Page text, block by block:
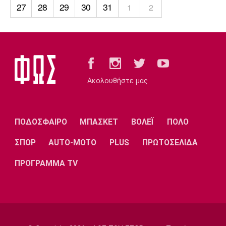
Λίβερπουλ
Μάντσεστερ
Σίτι
Γιουβέντους
Μίλαν Μπάγερν
Μπορούσια
Παρί Σεν
Μαρσέιγ
27
28 29 30 31 1 2
Ακολουθήστε μας
ΠΟΔΟΣΦΑΙΡΟ ΜΠΑΣΚΕΤ ΒΟΛΕΪ ΠΟΛΟ
ΣΠΟΡ AUTO-MOTO PLUS ΠΡΩΤΟΣΕΛΙΔΑ
ΠΡΟΓΡΑΜΜΑ TV